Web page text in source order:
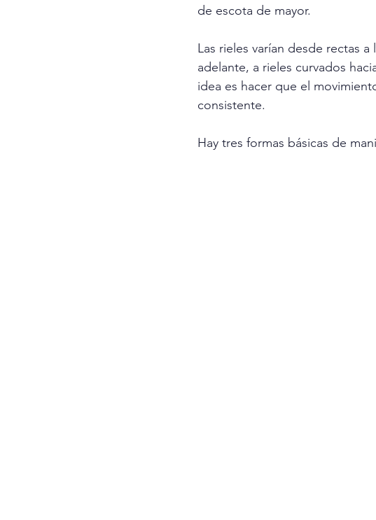
de escota de mayor.
Las rieles varían desde rectas
adelante, a rieles curvados
idea es hacer que el
consistente.
Hay tres formas básicas de